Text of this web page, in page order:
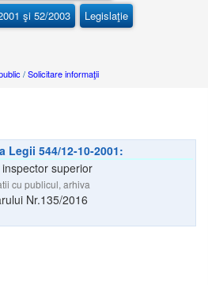
şi 52/2003
Legislaţie
/Solicitare informaţii
Legii 544/12-10-2001:
inspector superior
cu publicul, arhiva
Nr.135/2016